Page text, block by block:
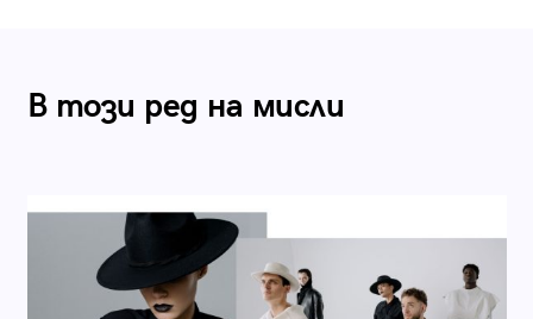
В този ред на мисли